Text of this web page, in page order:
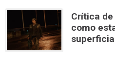
Crítica de
como